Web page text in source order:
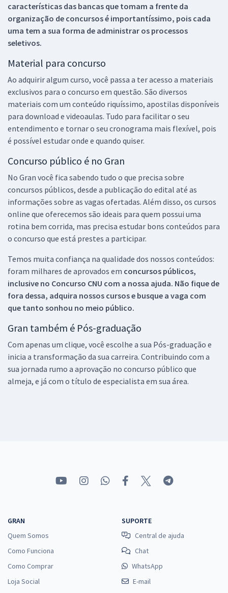
características das bancas que tomam a frente da
organização de concursos é importantíssimo, pois cada
uma tem a sua forma de administrar os processos
seletivos.
Material para concurso
Ao adquirir algum curso, você passa a ter acesso a materiais
exclusivos para o concurso em questão. São diversos
materiais com um conteúdo riquíssimo, apostilas disponíveis
para download e videoaulas. Tudo para facilitar o seu
entendimento e tornar o seu cronograma mais flexível, pois
é possível estudar onde e quando quiser.
Concurso público é no Gran
No Gran você fica sabendo tudo o que precisa sobre
concursos públicos, desde a publicação do edital até as
informações sobre as vagas ofertadas. Além disso, os cursos
online que oferecemos são ideais para quem possui uma
rotina bem corrida, mas precisa estudar bons conteúdos para
o concurso que está prestes a participar.
Temos muita confiança na qualidade dos nossos conteúdos:
foram milhares de aprovados em concursos públicos,
inclusive no Concurso CNU com a nossa ajuda. Não fique de
fora dessa, adquira nossos cursos e busque a vaga com
que tanto sonhou no meio público.
Gran também é Pós-graduação
Com apenas um clique, você escolhe a sua Pós-graduação e
inicia a transformação da sua carreira. Contribuindo com a
sua jornada rumo a aprovação no concurso público que
almeja, e já com o título de especialista em sua área.
GRAN
Quem Somos
Como Funciona
Como Comprar
Loja Social
SUPORTE
Central de ajuda
Chat
WhatsApp
E-mail